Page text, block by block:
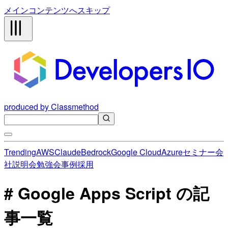
メインコンテンツへスキップ
produced by Classmethod
TrendingAWSClaudeBedrockGoogle CloudAzureセミナー会
社説明会勉強会事例採用
# Google Apps Script の記
事一覧